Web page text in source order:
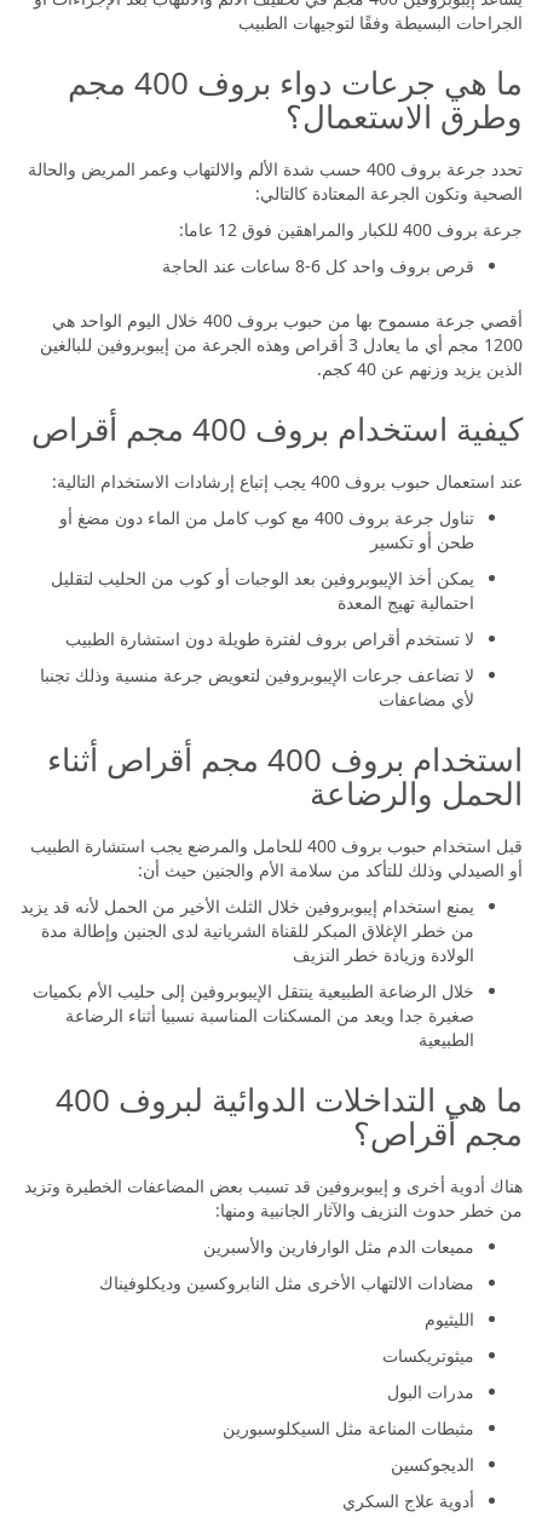
الجراحات البسيطة وفقًا لتوجيهات الطبيب
ما هي جرعات دواء بروف 400 مجم
وطرق الاستعمال؟
تحدد جرعة بروف 400 حسب شدة الألم والالتهاب وعمر المريض والحالة
الصحية وتكون الجرعة المعتادة كالتالي:
جرعة بروف 400 للكبار والمراهقين فوق 12 عاما:
قرص بروف واحد كل 6-8 ساعات عند الحاجة
أقصي جرعة مسموح بها من حبوب بروف 400 خلال اليوم الواحد هي
1200 مجم أي ما يعادل 3 أقراص وهذه الجرعة من إيبوبروفين للبالغين
الذين يزيد وزنهم عن 40 كجم.
كيفية استخدام بروف 400 مجم أقراص
عند استعمال حبوب بروف 400 يجب إتباع إرشادات الاستخدام التالية:
تناول جرعة بروف 400 مع كوب كامل من الماء دون مضغ أو
طحن أو تكسير
يمكن أخذ الإيبوبروفين بعد الوجبات أو كوب من الحليب لتقليل
احتمالية تهيج المعدة
لا تستخدم أقراص بروف لفترة طويلة دون استشارة الطبيب
لا تضاعف جرعات الإيبوبروفين لتعويض جرعة منسية وذلك تجنبا
لأي مضاعفات
استخدام بروف 400 مجم أقراص أثناء
الحمل والرضاعة
قبل استخدام حبوب بروف 400 للحامل والمرضع يجب استشارة الطبيب
أو الصيدلي وذلك للتأكد من سلامة الأم والجنين حيث أن:
يمنع استخدام إيبوبروفين خلال الثلث الأخير من الحمل لأنه قد يزيد
من خطر الإغلاق المبكر للقناة الشريانية لدى الجنين وإطالة مدة
الولادة وزيادة خطر النزيف
خلال الرضاعة الطبيعية ينتقل الإيبوبروفين إلى حليب الأم بكميات
صغيرة جدا ويعد من المسكنات المناسبة نسبيا أثناء الرضاعة
الطبيعية
ما هي التداخلات الدوائية لبروف 400
مجم أقراص؟
هناك أدوية أخرى و إيبوبروفين قد تسبب بعض المضاعفات الخطيرة وتزيد
من خطر حدوث النزيف والآثار الجانبية ومنها:
مميعات الدم مثل الوارفارين والأسبرين
مضادات الالتهاب الأخرى مثل النابروكسين وديكلوفيناك
الليثيوم
ميثوتريكسات
مدرات البول
مثبطات المناعة مثل السيكلوسبورين
الديجوكسين
أدوية علاج السكري